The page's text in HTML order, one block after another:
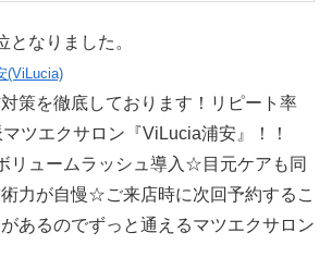
となりました。
(ViLucia)
策を徹底しております！リピート率
ツエクサロン『ViLucia浦安』！！
リュームラッシュ導入☆目元ケアも同
力が自慢☆ご来店時に次回予約するこ
あるのでずっと通えるマツエクサロン